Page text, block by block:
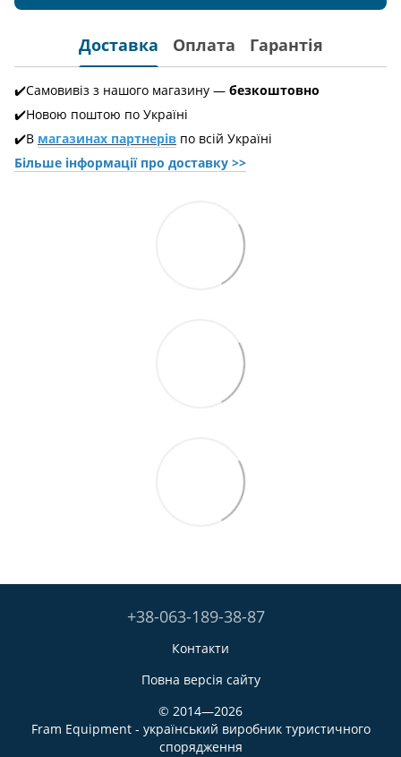
Доставка Оплата Гарантія
✔️Самовивіз з нашого магазину — безкоштовно
✔️Новою поштою по Україні
✔️В магазинах партнерів по всій Україні
Більше інформації про доставкy >>
+38-063-189-38-87
Контакти
Повна версія сайту
© 2014—2026
Fram Equipment - український виробник туристичного
спорядження